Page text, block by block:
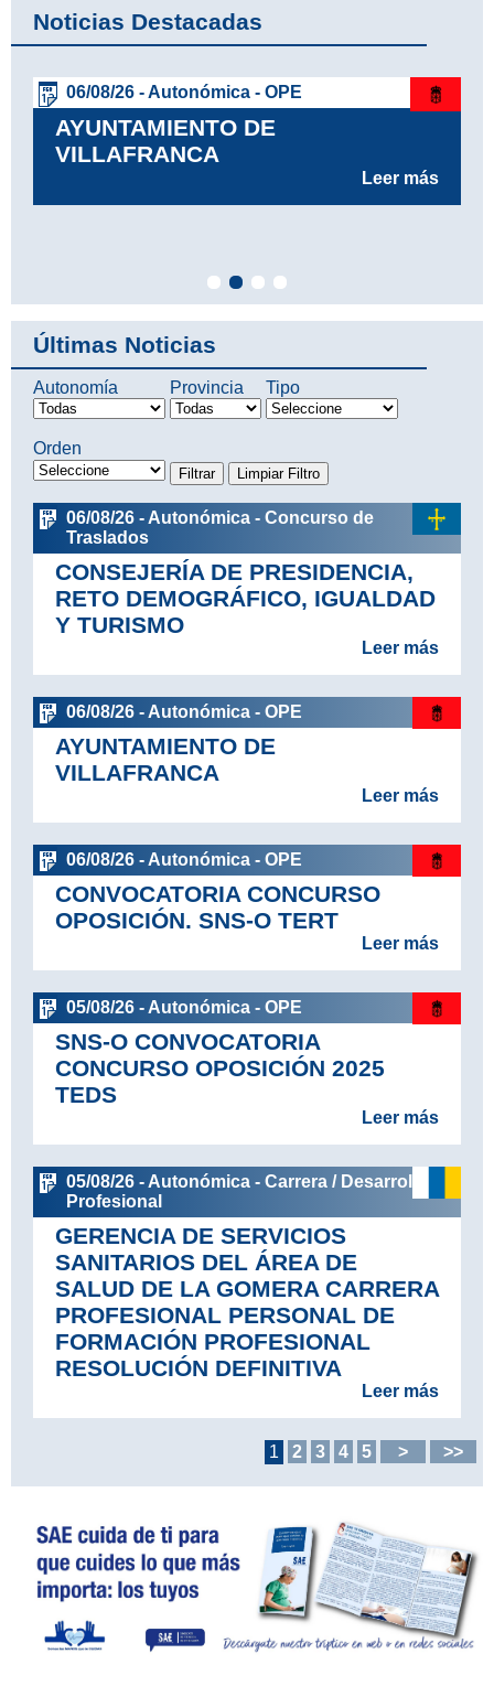
Noticias Destacadas
06/08/26 - Autonómica - OPE
AYUNTAMIENTO DE
VILLAFRANCA
Leer más
Últimas Noticias
Autonomía Provincia Tipo
Orden
06/08/26 - Autonómica - Concurso de
Traslados
CONSEJERÍA DE PRESIDENCIA,
RETO DEMOGRÁFICO, IGUALDAD
Y TURISMO
Leer más
06/08/26 - Autonómica - OPE
AYUNTAMIENTO DE
VILLAFRANCA
Leer más
06/08/26 - Autonómica - OPE
CONVOCATORIA CONCURSO
OPOSICIÓN. SNS-O TERT
Leer más
05/08/26 - Autonómica - OPE
SNS-O CONVOCATORIA
CONCURSO OPOSICIÓN 2025
TEDS
Leer más
05/08/26 - Autonómica - Carrera / Desarrollo
Profesional
GERENCIA DE SERVICIOS
SANITARIOS DEL ÁREA DE
SALUD DE LA GOMERA CARRERA
PROFESIONAL PERSONAL DE
FORMACIÓN PROFESIONAL
RESOLUCIÓN DEFINITIVA
Leer más
1 2 3 4 5 > >>